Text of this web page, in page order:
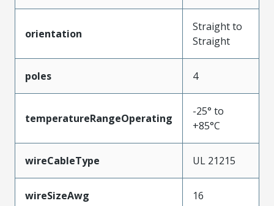
orientation
Straight to
Straight
poles 4
temperatureRangeOperating
-25° to
+85°C
wireCableType UL 21215
wireSizeAwg 16